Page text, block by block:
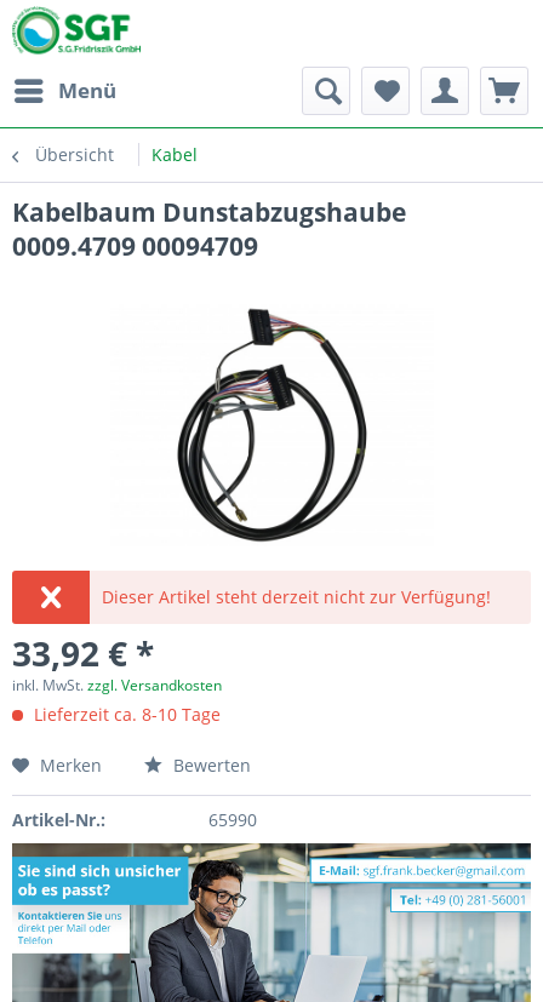
Menü
Übersicht Kabel
Kabelbaum Dunstabzugshaube
0009.4709 00094709
Dieser Artikel steht derzeit nicht zur Verfügung!
33,92 € *
inkl. MwSt.zzgl. Versandkosten
Lieferzeit ca. 8-10 Tage
Merken Bewerten
Artikel-Nr.: 65990